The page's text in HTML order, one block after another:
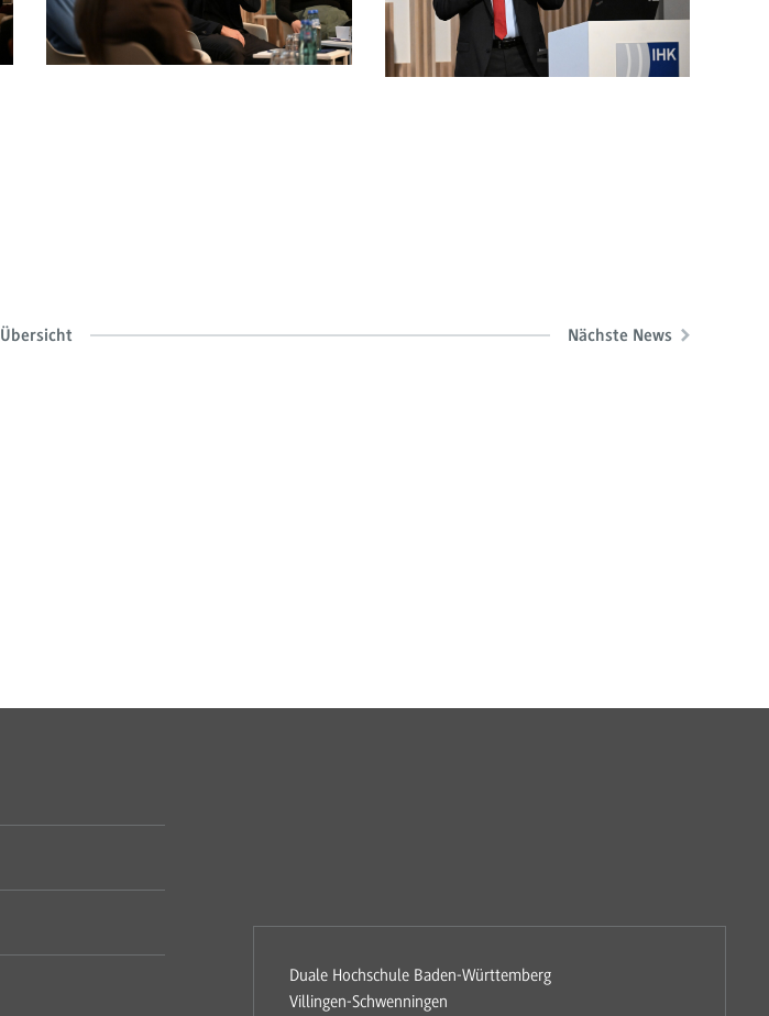
Übersicht Nächste News
Duale Hochschule Baden-Württemberg
Villingen-Schwenningen